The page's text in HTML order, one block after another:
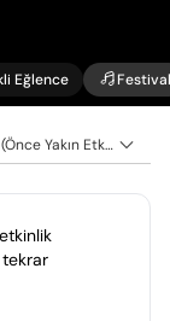
Eğlence Festival
Tarihe Göre (Önce Yakın Etkinlikler)
tekrar